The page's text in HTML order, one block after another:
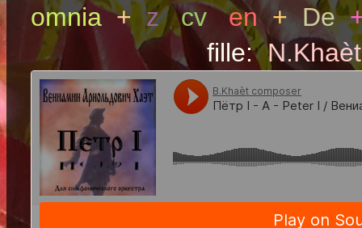
omnia + z cv en + De
fille: N.Khaèt